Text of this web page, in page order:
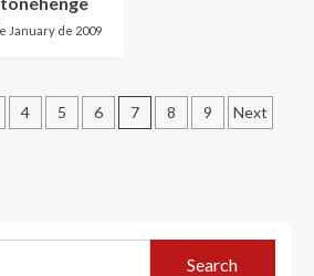
January de 2009
4 5 6 7 8 9 Next
Search